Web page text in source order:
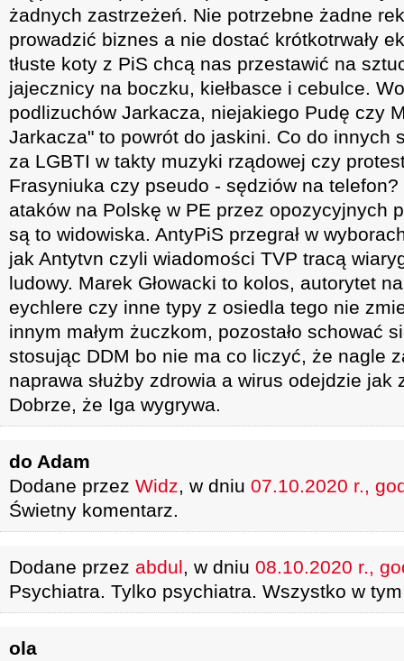
żadnych zastrzeżeń. Nie potrzebne żadne
prowadzić biznes a nie dostać krótkotrwały
tłuste koty z PiS chcą nas przestawić na
jajecznicy na boczku, kiełbasce i cebulce.
podlizuchów Jarkacza, niejakiego Pudę czy
Jarkacza" to powrót do jaskini. Co do innych
za LGBTI w takty muzyki rządowej czy
Frasyniuka czy pseudo - sędziów na
ataków na Polskę w PE przez opozycyjnych
są to widowiska. AntyPiS przegrał w
jak Antytvn czyli wiadomości TVP tracą
ludowy. Marek Głowacki to kolos, autorytet
eychlere czy inne typy z osiedla tego nie
innym małym żuczkom, pozostało schować
stosując DDM bo nie ma co liczyć, że nagle
naprawa służby zdrowia a wirus odejdzie
Dobrze, że Iga wygrywa.
do Adam
Dodane przez Widz, w dniu 07.10.2020 r.,
Świetny komentarz.
Dodane przez abdul, w dniu 08.10.2020 r.,
Psychiatra. Tylko psychiatra. Wszystko w
ola